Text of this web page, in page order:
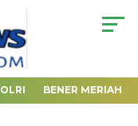
BENER MERIAH